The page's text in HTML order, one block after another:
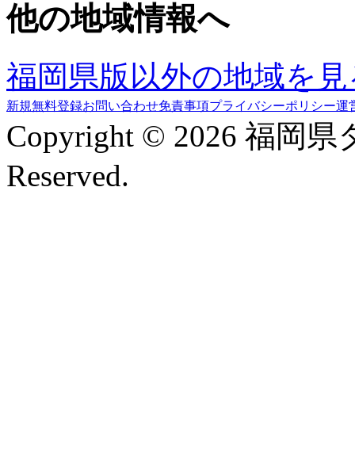
他の地域情報へ
福岡県版以外の地域を
新規無料登録お問い合わせ免責事項プライバシーポリシー運
Copyright © 2026 福岡
Reserved.